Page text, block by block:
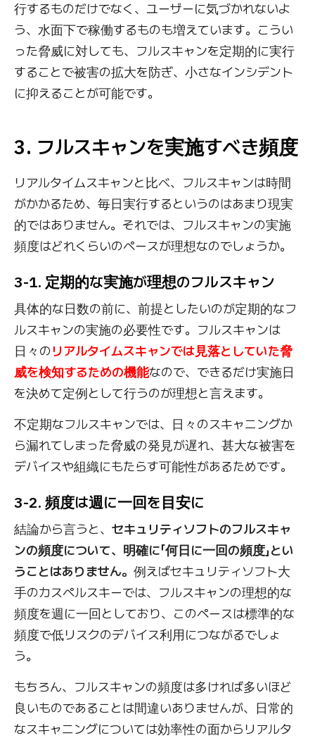
行するものだけでなく、ユーザーに気づかれないよ
う、水面下で稼働するものも増えています。こうい
った脅威に対しても、フルスキャンを定期的に実行
することで被害の拡大を防ぎ、小さなインシデント
に抑えることが可能です。
3. フルスキャンを実施すべき頻度
リアルタイムスキャンと比べ、フルスキャンは時間
がかかるため、毎日実行するというのはあまり現実
的ではありません。それでは、フルスキャンの実施
頻度はどれくらいのペースが理想なのでしょうか。
3-1. 定期的な実施が理想のフルスキャン
具体的な日数の前に、前提としたいのが定期的なフ
ルスキャンの実施の必要性です。フルスキャンは
日々のリアルタイムスキャンでは見落としていた脅
威を検知するための機能なので、できるだけ実施日
を決めて定例として行うのが理想と言えます。
不定期なフルスキャンでは、日々のスキャニングか
ら漏れてしまった脅威の発見が遅れ、甚大な被害を
デバイスや組織にもたらす可能性があるためです。
3-2. 頻度は週に一回を目安に
結論から言うと、 セキュリティソフトのフルスキャ
ンの頻度について、明確に「何日に一回の頻度」とい
うことはありません。 例えばセキュリティソフト大
手のカスペルスキーでは、フルスキャンの理想的な
頻度を週に一回としており、このペースは標準的な
頻度で低リスクのデバイス利用につながるでしょ
う。
もちろん、フルスキャンの頻度は多ければ多いほど
良いものであることは間違いありませんが、日常的
なスキャニングについては効率性の面からリアルタ